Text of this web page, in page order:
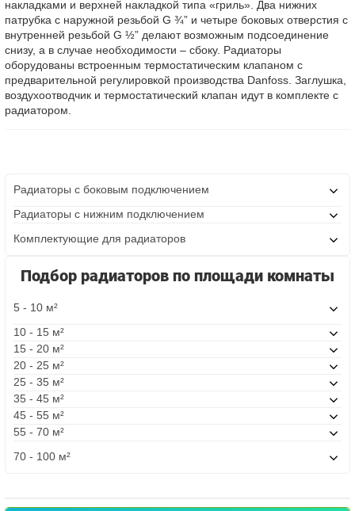
накладками и верхней накладкой типа «гриль». Два нижних
патрубка с наружной резьбой G ¾” и четыре боковых отверстия с
внутренней резьбой G ½” делают возможным подсоединение
снизу, а в случае необходимости – сбоку. Радиаторы
оборудованы встроенным термостатическим клапаном с
предварительной регулировкой производства Danfoss. Заглушка,
воздухоотводчик и термостатический клапан идут в комплекте с
радиатором.
Радиаторы с боковым подключением
Радиаторы с нижним подключением
Комплектующие для радиаторов
Подбор радиаторов по площади комнаты
5 - 10 м²
10 - 15 м²
15 - 20 м²
20 - 25 м²
25 - 35 м²
35 - 45 м²
45 - 55 м²
55 - 70 м²
70 - 100 м²